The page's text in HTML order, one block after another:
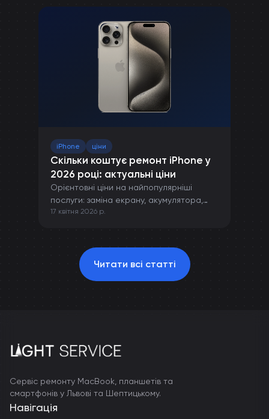
iPhone ціни
Скільки коштує ремонт iPhone у
2026 році: актуальні ціни
Орієнтовні ціни на найпопулярніші
послуги: заміна екрану, акумулятора,
камери та інших компонентів iPhone.
17 квітня 2026 р.
Читати всі статті
Сервіс ремонту MacBook, планшетів та
смартфонів у Львові та Шептицькому.
Навігація